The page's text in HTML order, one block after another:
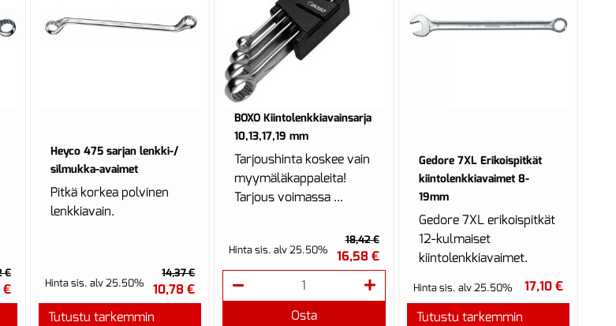
€
€
Heyco 475 sarjan lenkki-/
silmukka-avaimet
Pitkä korkea polvinen
lenkkiavain.
Hinta sis. alv 25.50%
14,37 €
10,78 €
Tutustu tarkemmin
BOXO Kiintolenkkiavainsarja
10,13,17,19 mm
Tarjoushinta koskee vain
myymäläkappaleita!
Tarjous voimassa ...
Hinta sis. alv 25.50%
18,42 €
16,58 €
Osta
Gedore 7XL Erikoispitkät
kiintolenkkiavaimet 8-
19mm
Gedore 7XL erikoispitkät
12-kulmaiset
kiintolenkkiavaimet.
Hinta sis. alv 25.50%
17,10 €
Tutustu tarkemmin